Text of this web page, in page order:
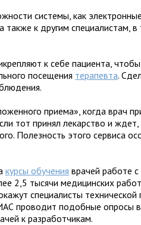
системы, как
к другим специалистам, в
к себе пациента,
посещения терапевта.
приема», когда врач
тот принял лекарство и
Полезность этого сервиса
курсы обучения врачей работе
2,5 тысячи медицинских
специалисты
проводит подобные опросы
к разработчикам.